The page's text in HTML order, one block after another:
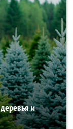
и